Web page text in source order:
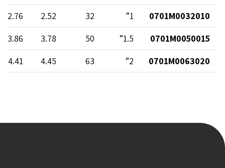
0701M0032010
1”
32
2.52
2.76
0701M0050015
1.5”
50
3.78
3.86
0701M0063020
2”
63
4.45
4.41